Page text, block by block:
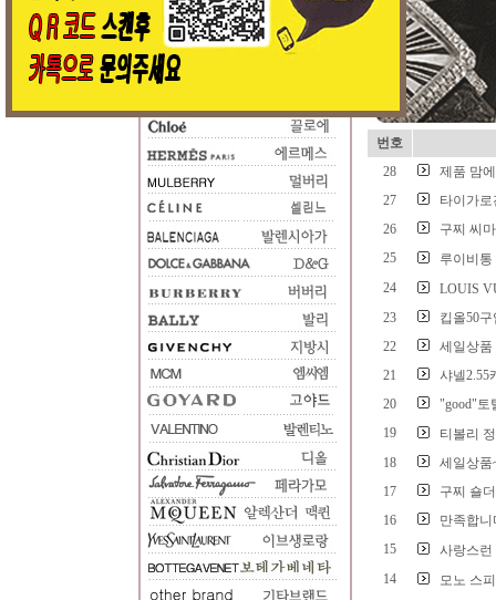
번호
28
제품 맘
27
타이가
26
구찌 씨
25
루이비
24
LOUIS
23
킵올50
22
세일상
21
샤넬2.55
20
"good"
19
티볼리
18
세일상
17
구찌 숄
16
만족합
15
사랑스
14
모노 스